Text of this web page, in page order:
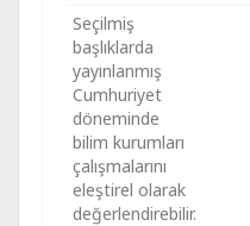
Seçilmiş
başlıklarda
yayınlanmış
Cumhuriyet
döneminde
bilim kurumları
çalışmalarını
eleştirel olarak
değerlendirebilir.